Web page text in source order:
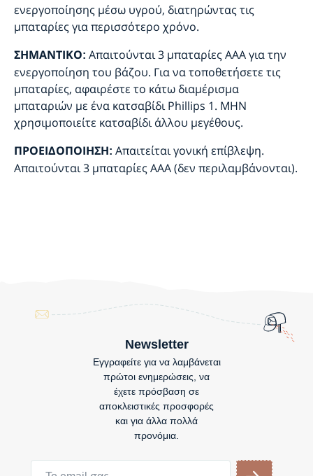
ενεργοποίησης μέσω υγρού, διατηρώντας τις
μπαταρίες για περισσότερο χρόνο.
ΣΗΜΑΝΤΙΚΟ: Απαιτούνται 3 μπαταρίες AAA για την
ενεργοποίηση του βάζου. Για να τοποθετήσετε τις
μπαταρίες, αφαιρέστε το κάτω διαμέρισμα
μπαταριών με ένα κατσαβίδι Phillips 1. ΜΗΝ
χρησιμοποιείτε κατσαβίδι άλλου μεγέθους.
ΠΡΟΕΙΔΟΠΟΙΗΣΗ: Απαιτείται γονική επίβλεψη.
Απαιτούνται 3 μπαταρίες AAA (δεν περιλαμβάνονται).
Newsletter
Εγγραφείτε για να λαμβάνεται
πρώτοι ενημερώσεις, να
έχετε πρόσβαση σε
αποκλειστικές προσφορές
και για άλλα πολλά
προνόμια.